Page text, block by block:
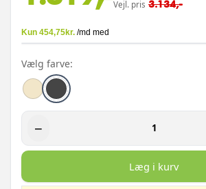
Vejl. pris 3.134,-
Vælg farve:
−
Læg i kurv